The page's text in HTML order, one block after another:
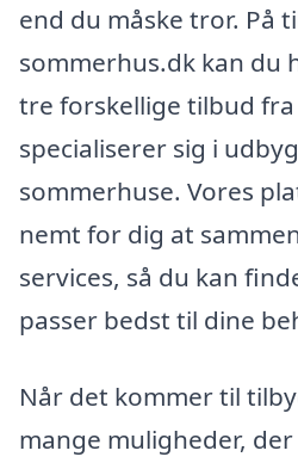
end du måske tror. På
sommerhus.dk kan du
tre forskellige tilbud
specialiserer sig i
sommerhuse. Vores
nemt for dig at
services, så du kan
passer bedst til dine
Når det kommer til
mange muligheder,